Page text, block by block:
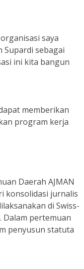
saya
Supardi sebagai
ini kita bangun
memberikan
program kerja
Daerah AJMAN
konsolidasi jurnalis
di Swiss-
Dalam pertemuan
penyusun statuta